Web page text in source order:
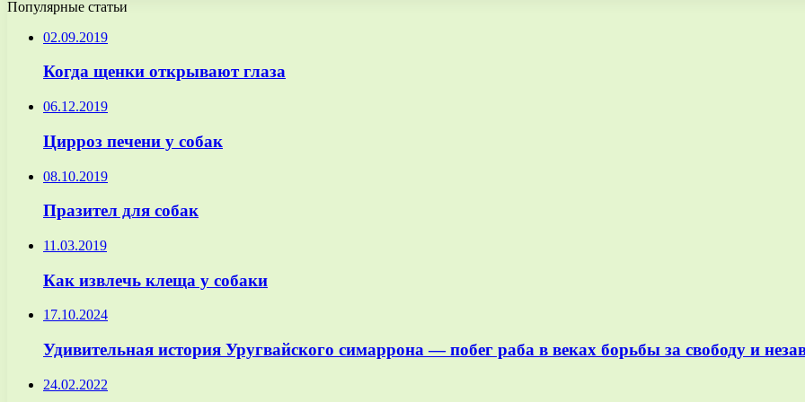
Популярные статьи
02.09.2019
Когда щенки открывают глаза
06.12.2019
Цирроз печени у собак
08.10.2019
Празител для собак
11.03.2019
Как извлечь клеща у собаки
17.10.2024
Удивительная история Уругвайского симаррона — побег раба в веках борьбы за свободу и
24.02.2022